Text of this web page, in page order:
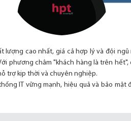
lượng cao nhất, giá cả hợp lý và đội
phương châm "khách hàng là trên
trợ kịp thời và chuyên nghiệp.
IT vững mạnh, hiệu quả và bảo